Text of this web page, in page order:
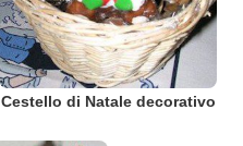
Cestello di Natale decorativo